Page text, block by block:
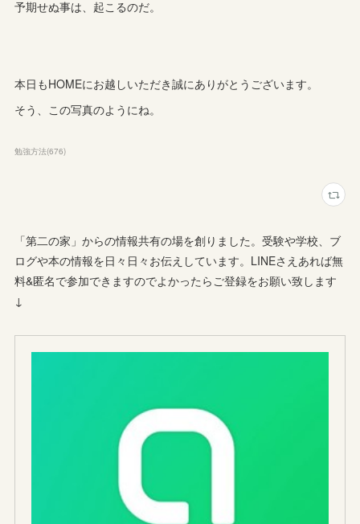
予期せぬ事は、起こるのだ。
本日もHOMEにお越しいただき誠にありがとうございます。
そう、この写真のようにね。
勉強方法(676)
「第二の家」からの情報共有の場を創りました。受験や学校、ブ
ログや本の情報を日々日々お伝えしています。LINEさえあれば無
料&匿名で参加できますのでよかったらご登録をお願い致します
↓